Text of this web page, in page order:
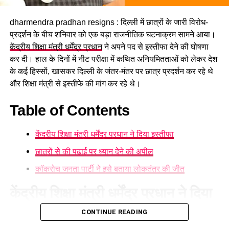
संभावना है। इसके अलावा कुछ क्षेत्रों में तेज गर्जना, बिजली गिरने और
अचानक बाढ़ जैसी परिस्थितियां भी बन सकती हैं।
dharmendra pradhan resigns : दिल्ली में छात्रों के जारी विरोध-
प्रदर्शन के बीच शनिवार को एक बड़ा राजनीतिक घटनाक्रम सामने आया।
केंद्रीय शिक्षा मंत्री धर्मेंद्र प्रधानने अपने पद से इस्तीफा देने की घोषणा
कर दी। हाल के दिनों में नीट परीक्षा में कथित अनियमितताओं को लेकर देश
के कई हिस्सों, खासकर दिल्ली के जंतर-मंतर पर छात्र प्रदर्शन कर रहे थे
और शिक्षा मंत्री से इस्तीफे की मांग कर रहे थे।
Table of Contents
केंद्रीय शिक्षा मंत्री धर्मेंद्र प्रधान ने दिया इस्तीफा
छात्रों से की पढ़ाई पर ध्यान देने की अपील
कॉकरोच जनता पार्टी ने इसे बताया लोकतंत्र की जीत
CONTINUE READING